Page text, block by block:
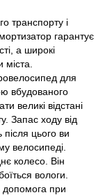
транспорту і
гарантує
а широкі
для
вбудованого
великі відстані
Запас ходу від
цього ви
велосипеді.
колесо. Він
вологи.
при